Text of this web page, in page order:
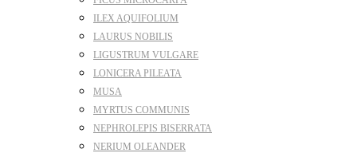
ILEX AQUIFOLIUM
LAURUS NOBILIS
LIGUSTRUM VULGARE
LONICERA PILEATA
MUSA
MYRTUS COMMUNIS
NEPHROLEPIS BISERRATA
NERIUM OLEANDER